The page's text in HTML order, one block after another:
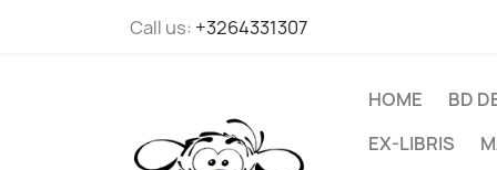
Call us: +3264331307
HOME
BD
EX-LIBRIS